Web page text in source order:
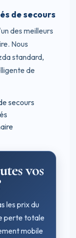
de secours
des meilleurs
Nous
standard,
de
secours
vos
les prix du
perte totale
mobile